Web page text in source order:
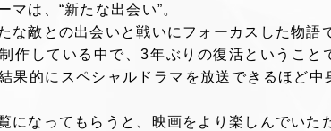
は、“新たな出会い”。
な敵との出会いと戦いにフォーカスした物語
作している中で、3年ぶりの復活ということ
果的にスペシャルドラマを放送できるほど
になってもらうと、映画をより楽しんでいた